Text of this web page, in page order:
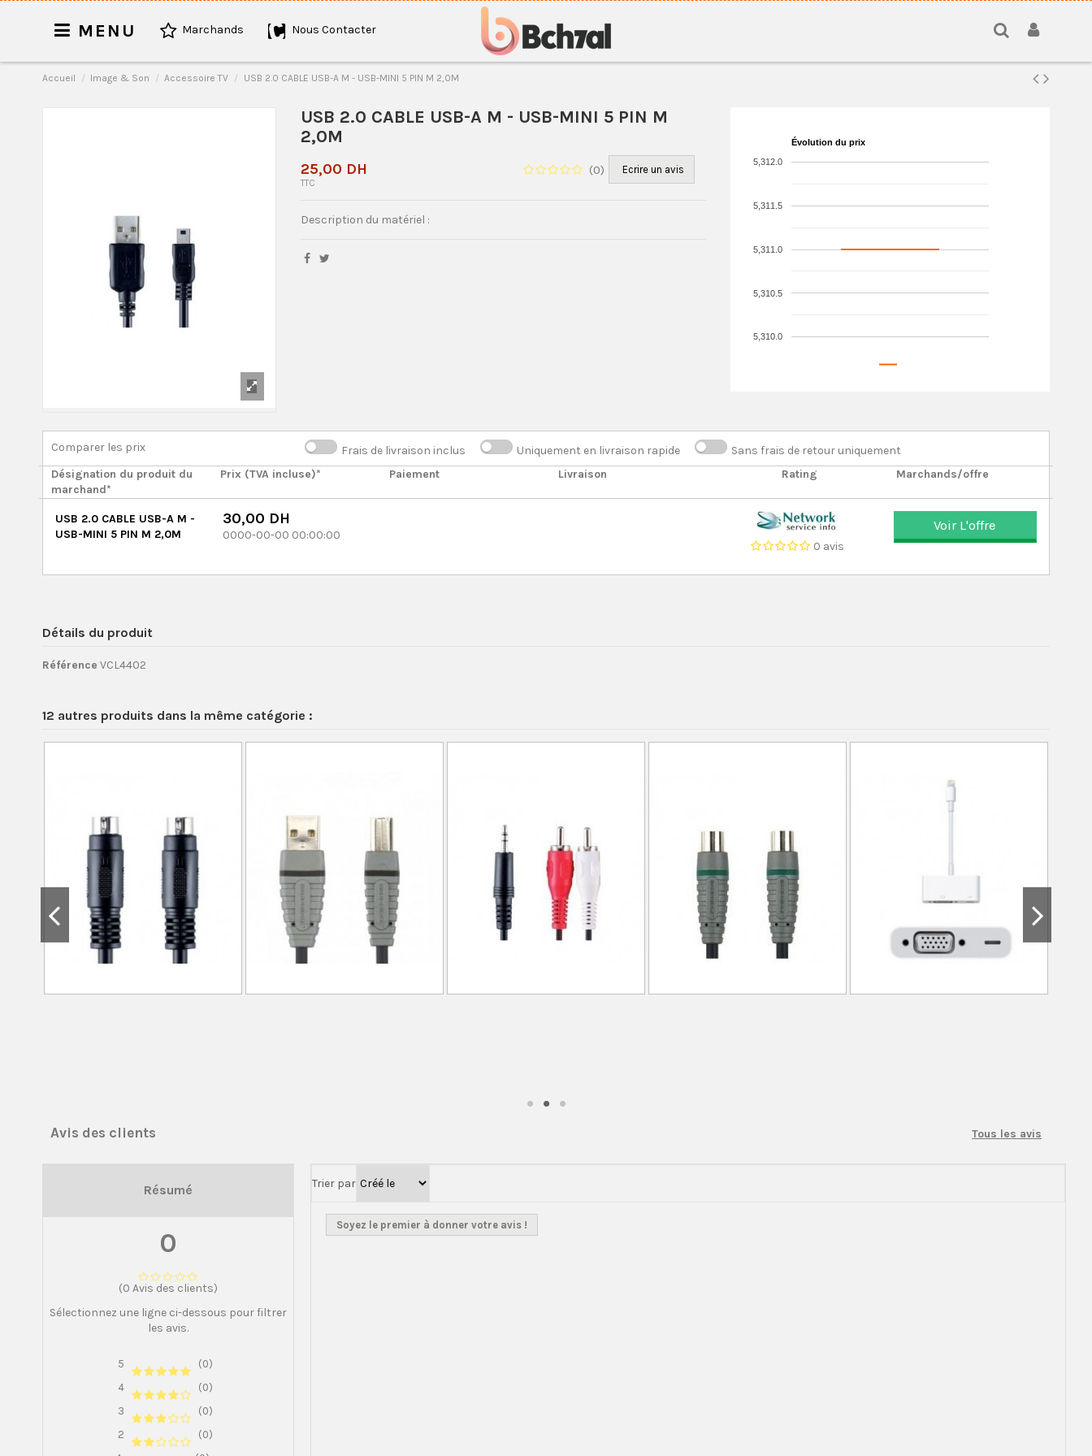
MENU Marchands Nous Contacter
Accueil Image & Son Accessoire TV USB 2.0 CABLE USB-A M - USB-MINI 5 PIN M 2,0M
USB 2.0 CABLE USB-A M - USB-MINI 5 PIN M
2,0M
(0) Ecrire un avis
25,00 DH
TTC
Description du matériel :
Évolution du prix
5,310.0
5,310.5
5,311.0
5,311.5
5,312.0
Comparer les prix Frais de livraison inclus Uniquement en livraison rapide
Sans frais de retour uniquement
Désignation du produit du
marchand*
Prix (TVA incluse)* Paiement Livraison Rating Marchands/offre
USB 2.0 CABLE USB-A M -
USB-MINI 5 PIN M 2,0M
30,00 DH
0000-00-00 00:00:00
0 avis
Voir L'offre
Détails du produit
Référence VCL4402
12 autres produits dans la même catégorie :
Avis des clients Tous les avis
Résumé
0
(0 Avis des clients)
Sélectionnez une ligne ci-dessous pour filtrer
les avis.
5
(0)
4
(0)
3
(0)
2
(0)
Trier par
Soyez le premier à donner votre avis !